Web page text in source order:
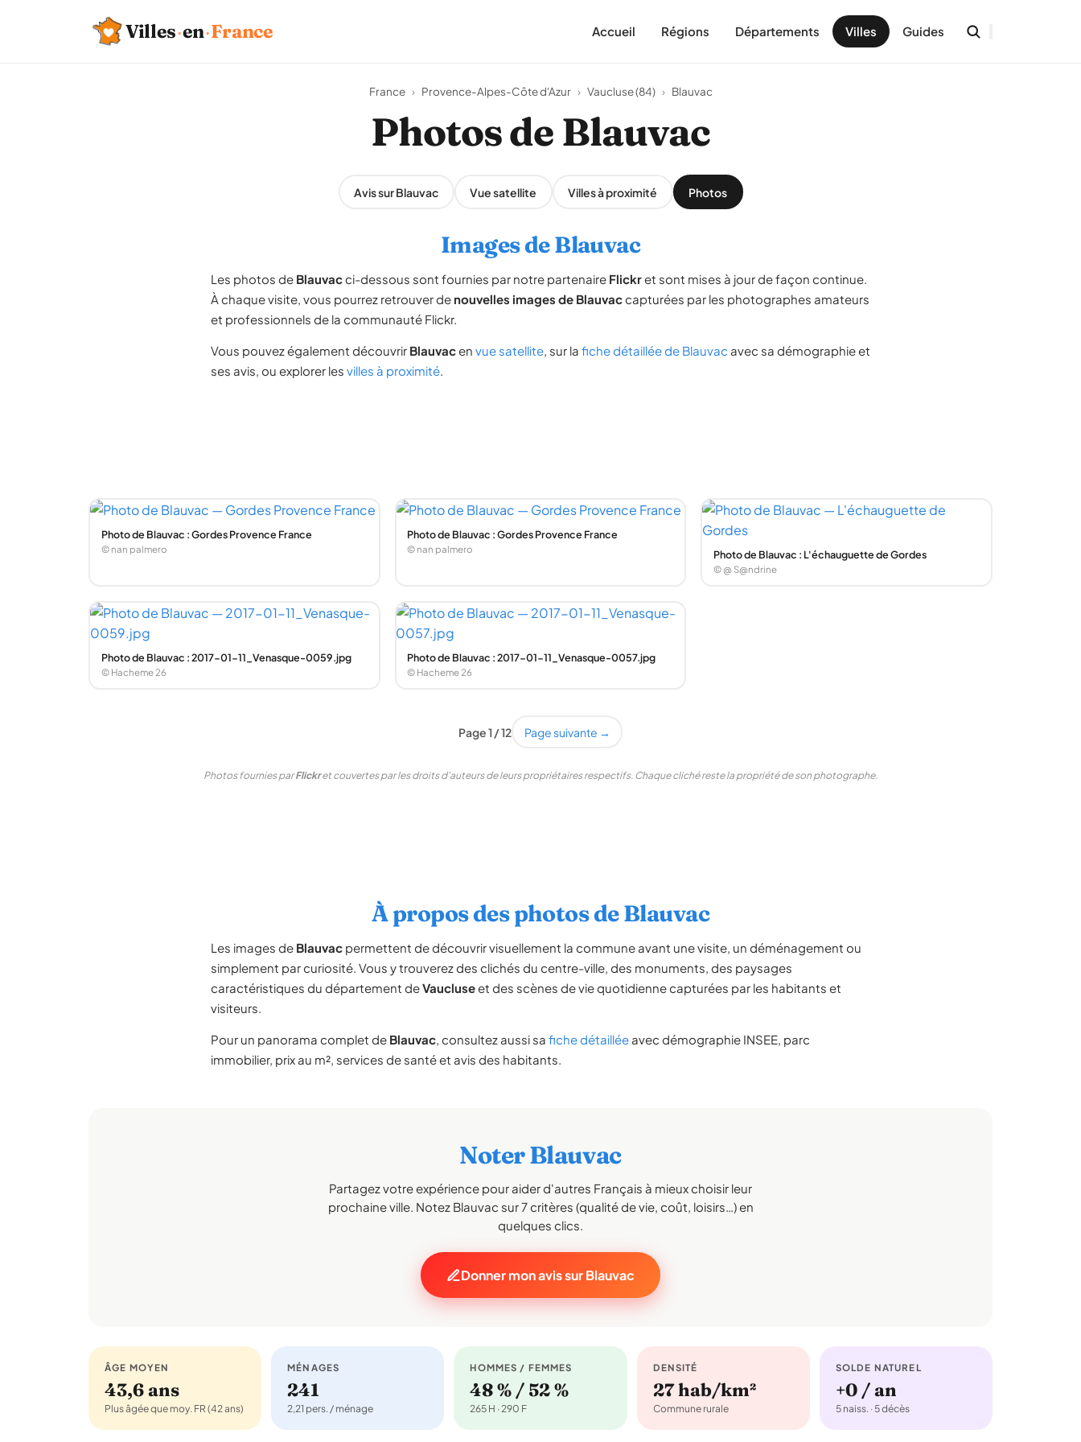
Villes·en·France Accueil Régions Départements Villes Guides
France › Provence-Alpes-Côte d'Azur › Vaucluse (84) › Blauvac
Photos de Blauvac
Avis sur Blauvac Vue satellite Villes à proximité Photos
Images de Blauvac
Les photos de Blauvacci-dessous sont fournies par notre partenaire Flickret sont mises à jour de façon continue.
À chaque visite, vous pourrez retrouver de nouvelles images de Blauvaccapturées par les photographes amateurs
et professionnels de la communauté Flickr.
Vous pouvez également découvrir Blauvacen vue satellite, sur la fiche détaillée de Blauvac avec sa démographie et
ses avis, ou explorer les villes à proximité.
Photo de Blauvac : Gordes Provence France
© nan palmero
Photo de Blauvac : Gordes Provence France
© nan palmero Photo de Blauvac : L'échauguette de Gordes
© @ S@ndrine
Photo de Blauvac : 2017-01-11_Venasque-0059.jpg
© Hacheme 26
Photo de Blauvac : 2017-01-11_Venasque-0057.jpg
© Hacheme 26
Page 1 / 12 Page suivante →
Photos fournies parFlickret couvertes par les droits d'auteurs de leurs propriétaires respectifs. Chaque cliché reste la propriété de son photographe.
À propos des photos de Blauvac
Les images de Blauvac permettent de découvrir visuellement la commune avant une visite, un déménagement ou
simplement par curiosité. Vous y trouverez des clichés du centre-ville, des monuments, des paysages
caractéristiques du département deVaucluseet des scènes de vie quotidienne capturées par les habitants et
visiteurs.
Pour un panorama complet de Blauvac, consultez aussi sa fiche détaillée avec démographie INSEE, parc
immobilier, prix au m², services de santé et avis des habitants.
Noter Blauvac
Partagez votre expérience pour aider d'autres Français à mieux choisir leur
prochaine ville. Notez Blauvac sur 7 critères (qualité de vie, coût, loisirs…) en
quelques clics.
Donner mon avis sur Blauvac
ÂGE MOYEN
43,6 ans
Plus âgée que moy. FR (42 ans)
MÉNAGES
241
2,21 pers. / ménage
HOMMES / FEMMES
48 % / 52 %
265 H · 290 F
DENSITÉ
27 hab/km²
Commune rurale
SOLDE NATUREL
+0 / an
5 naiss. · 5 décès